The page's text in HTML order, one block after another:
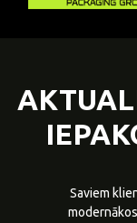
Saviem